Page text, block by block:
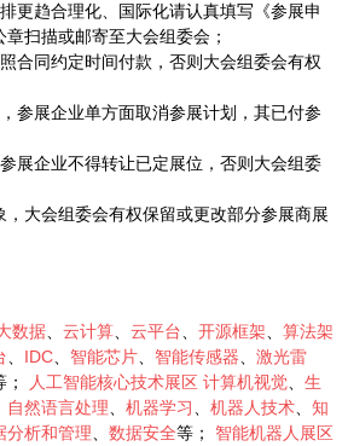
更趋合理化、国际化请认真填写《参展申
扫描或邮寄至大会组委会；
合同约定时间付款，否则大会组委会有权
参展企业单方面取消参展计划，其已付参
展企业不得转让已定展位，否则大会组委
大会组委会有权保留或更改部分参展商展
数据 云计算 云平台 开源框架
算法架
IDC 智能芯片 智能传感器
激光雷
； 人工智能核心技术展区 计算机视觉
生
自然语言处理 机器学习 机器人技术
知
分析和管理 数据安全等； 智能机器人展区